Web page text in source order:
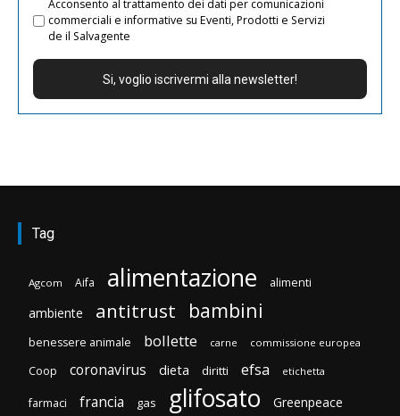
Acconsento al trattamento dei dati per comunicazioni
commerciali e informative su Eventi, Prodotti e Servizi
de il Salvagente
Tag
Agcom Aifa alimentazione alimenti
ambiente antitrust bambini
benessere animale bollette carne commissione europea
Coop coronavirus dieta diritti efsa etichetta
farmaci francia gas glifosato Greenpeace